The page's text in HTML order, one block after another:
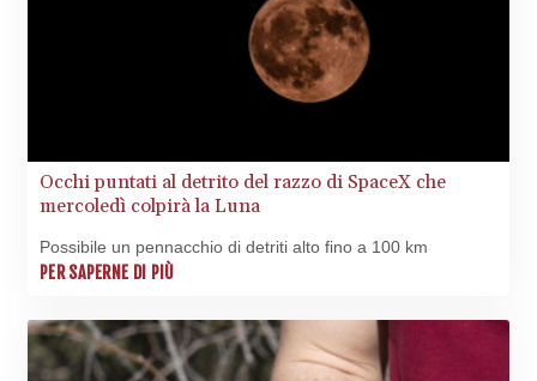
ILS 3.477385
IMP 0.857848
INR 109.932764
IQD
1587694.361999
JMD 183.243508
KES 149.439303
KGS 100.991685
Occhi puntati al detrito del razzo di SpaceX che
mercoledì colpirà la Luna
Possibile un pennacchio di detriti alto fino a 100 km
PER SAPERNE DI PIÙ